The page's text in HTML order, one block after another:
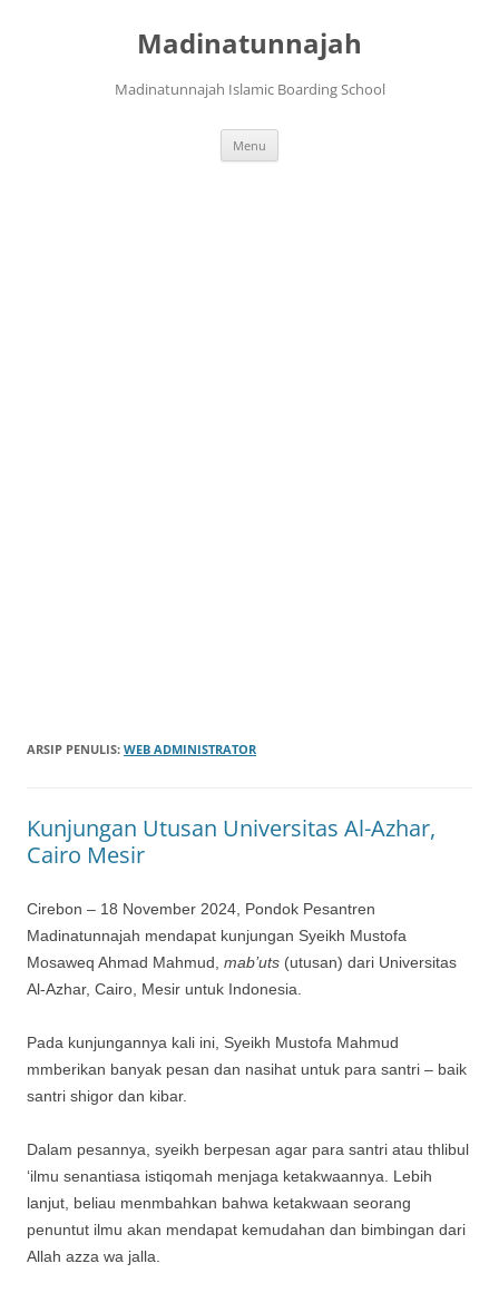
Madinatunnajah
Madinatunnajah Islamic Boarding School
Menu
ARSIP PENULIS: WEB ADMINISTRATOR
Kunjungan Utusan Universitas Al-Azhar,
Cairo Mesir
Cirebon – 18 November 2024, Pondok Pesantren
Madinatunnajah mendapat kunjungan Syeikh Mustofa
Mosaweq Ahmad Mahmud, mab’uts (utusan) dari Universitas
Al-Azhar, Cairo, Mesir untuk Indonesia.
Pada kunjungannya kali ini, Syeikh Mustofa Mahmud
mmberikan banyak pesan dan nasihat untuk para santri – baik
santri shigor dan kibar.
Dalam pesannya, syeikh berpesan agar para santri atau thlibul
‘ilmu senantiasa istiqomah menjaga ketakwaannya. Lebih
lanjut, beliau menmbahkan bahwa ketakwaan seorang
penuntut ilmu akan mendapat kemudahan dan bimbingan dari
Allah azza wa jalla.